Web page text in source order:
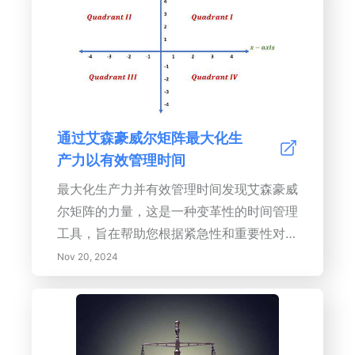
中，我们探讨了设定明确目标和优先事项对
个人和职业发展的关键重要性。了解如何通
过明确的目标提供动力和责任，并学习如何
使用艾森豪威尔矩阵等工具有效优先配置这
些目标。 发现增强效率、简化协作和减少
中，从任务管理应用程序到时间跟踪软件，
找到适合您需求的最佳工具，并了解如何将
它们融入您的日常生活。 揭开有效委托的
秘密，这是领导者优化团队动态和提高时间
管理的重要技能。了解常见陷阱并学习成功
委托的策略，使您的团队更具权能，同时提
高整体生产力。 探索在日常工作中休息和
融入休闲以改善心理和身体健康的重要性。
发现如何创造一个有利于休息的环境，增强
放松和恢复。 最后，接受持续学习和适应
通过艾森豪威尔矩阵最大化生
产力以有效管理时间
最大化生产力并有效管理时间发现艾森豪威
尔矩阵的力量，这是一种变革性的时间管理
工具，旨在帮助您根据紧急性和重要性对任
务进行优先排序。该矩阵由前美国总统德怀
特·D·艾森豪威尔开发，提供了一个清晰的
框架，以增强决策能力和生产力。您将学习
到：- 理解四个象限：学习如何将任务分为
四个不同的象限：紧急且重要、重要但不紧
Nov 20, 2024